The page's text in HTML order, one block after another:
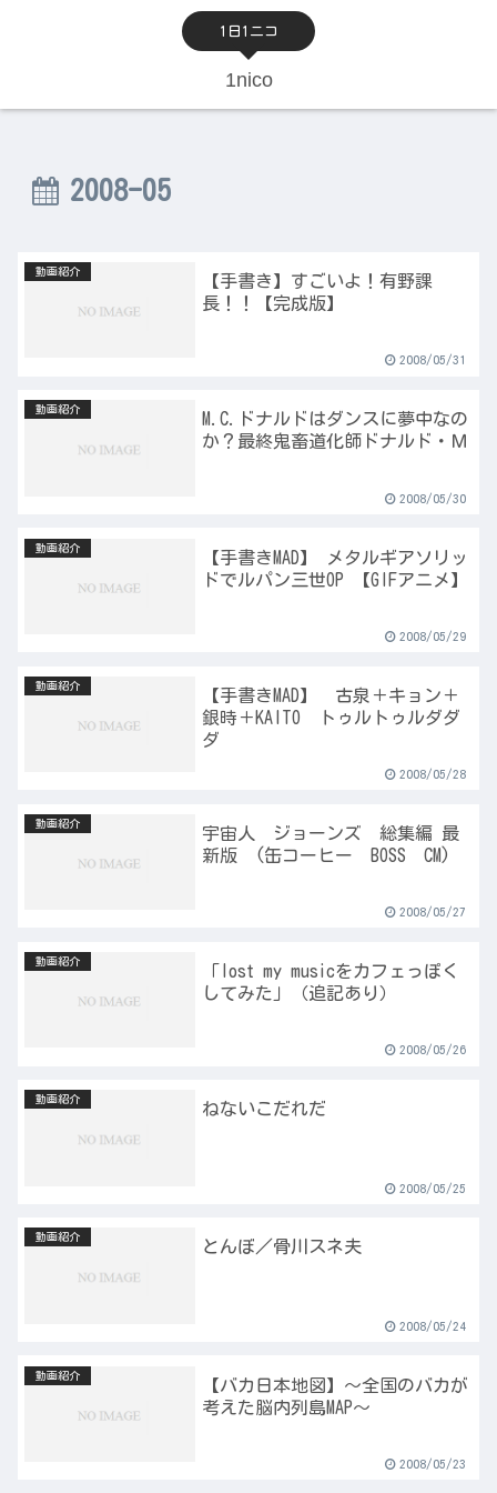
1日1ニコ
1nico
2008-05
動画紹介
【手書き】すごいよ！有野課
長！！【完成版】
2008/05/31
動画紹介
M.C.ドナルドはダンスに夢中なの
か？最終鬼畜道化師ドナルド・Ｍ
2008/05/30
動画紹介
【手書きMAD】 メタルギアソリッ
ドでルパン三世OP 【GIFアニメ】
2008/05/29
動画紹介
【手書きMAD】 古泉＋キョン＋
銀時＋KAITO トゥルトゥルダダ
ダ
2008/05/28
動画紹介
宇宙人 ジョーンズ 総集編 最
新版 (缶コーヒー BOSS CM)
2008/05/27
動画紹介
「lost my musicをカフェっぽく
してみた」（追記あり）
2008/05/26
動画紹介
ねないこだれだ
2008/05/25
動画紹介
とんぼ／骨川スネ夫
2008/05/24
動画紹介
【バカ日本地図】～全国のバカが
考えた脳内列島MAP～
2008/05/23